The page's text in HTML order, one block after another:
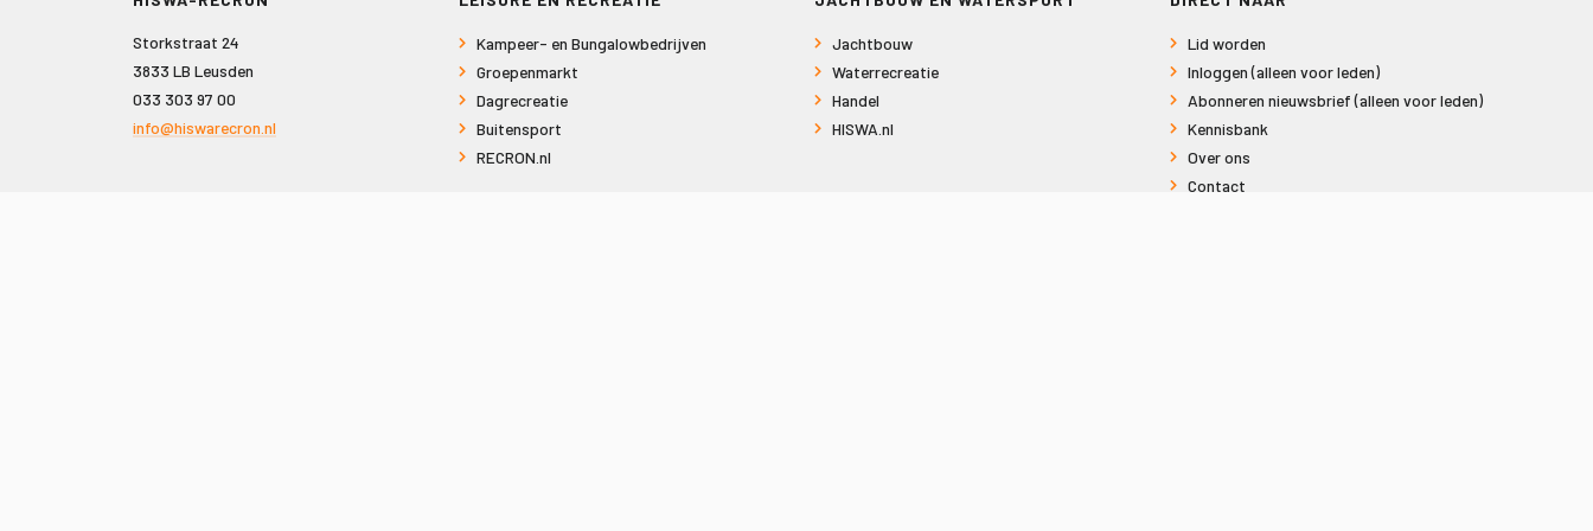
Storkstraat 24
3833 LB Leusden
033 303 97 00
info@hiswarecron.nl
Kampeer- en Bungalowbedrijven
Groepenmarkt
Dagrecreatie
Buitensport
RECRON.nl
Jachtbouw
Waterrecreatie
Handel
HISWA.nl
Lid worden
Inloggen (alleen voor leden)
Abonneren nieuwsbrief (alleen voor leden)
Kennisbank
Over ons
Contact